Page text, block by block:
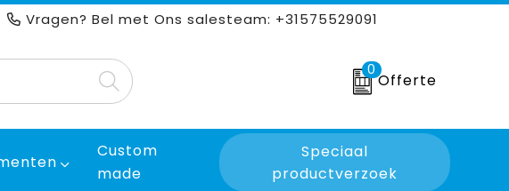
Vragen? Bel met Ons salesteam: +31575529091
0
Offerte
Custom
made
Speciaal
productverzoek